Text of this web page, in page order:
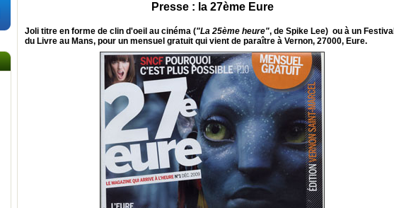
Presse : la 27ème Eure
Joli titre en forme de clin d'oeil au cinéma ("La 25ème heure", de Spike Lee) ou à un Festival
du Livre au Mans, pour un mensuel gratuit qui vient de paraître à Vernon, 27000, Eure.